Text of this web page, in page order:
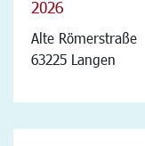
2026
Alte Römerstraße
63225 Langen